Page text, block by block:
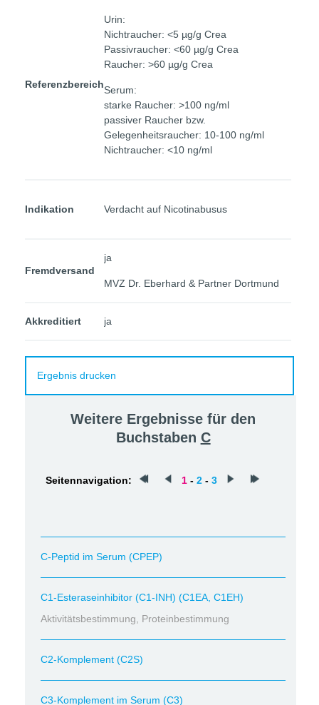
Referenzbereich
Urin:
Nichtraucher: <5 µg/g Crea
Passivraucher: <60 µg/g Crea
Raucher: >60 µg/g Crea
Serum:
starke Raucher: >100 ng/ml
passiver Raucher bzw.
Gelegenheitsraucher: 10-100 ng/ml
Nichtraucher: <10 ng/ml
Indikation Verdacht auf Nicotinabusus
Fremdversand
ja
MVZ Dr. Eberhard & Partner Dortmund
Akkreditiert ja
Ergebnis drucken
Weitere Ergebnisse für den
Buchstaben C
Seitennavigation: 1 - 2 - 3
C-Peptid im Serum (CPEP)
C1-Esteraseinhibitor (C1-INH) (C1EA, C1EH)
Aktivitätsbestimmung, Proteinbestimmung
C2-Komplement (C2S)
C3-Komplement im Serum (C3)